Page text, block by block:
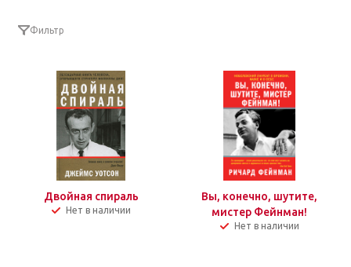
Фильтр
Двойная спираль
Нет в наличии
Вы, конечно, шутите,
мистер Фейнман!
Нет в наличии